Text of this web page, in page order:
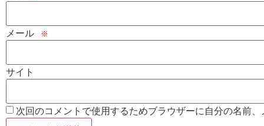
メール ※
サイト
次回のコメントで使用するためブラウザーに自分の名前